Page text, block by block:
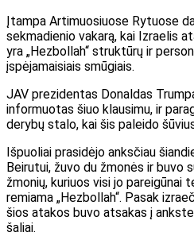
Įtampa Artimuosiuose Rytuose
sekmadienio vakarą, kai Izraelis
yra „Hezbollah“ struktūrų ir
įspėjamaisiais smūgiais.
JAV prezidentas Donaldas
informuotas šiuo klausimu, ir
derybų stalo, kai šis paleido
Išpuoliai prasidėjo anksčiau
Beirutui, žuvo du žmonės ir buvo
žmonių, kuriuos visi jo pareigūnai
remiama „Hezbollah“. Pasak
šios atakos buvo atsakas į
šaliai.